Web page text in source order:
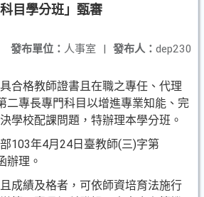
目學分班」甄審
發布人： dep230
發布單位： 人事室 |
合格教師證書且在職之專任、代理
二專長專門科目以增進專業知能、完
學校配課問題，特辦理本學分班。
103年4月24日臺教師(三)字第
辦理。
成績及格者，可依師資培育法施行